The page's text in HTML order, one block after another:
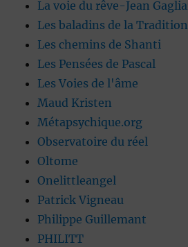
La voie du rêve-Jean
Les baladins de la Tradition
Les chemins de Shanti
Les Pensées de Pascal
Les Voies de l'âme
Maud Kristen
Métapsychique.org
Observatoire du réel
Oltome
Onelittleangel
Patrick Vigneau
Philippe Guillemant
PHILITT